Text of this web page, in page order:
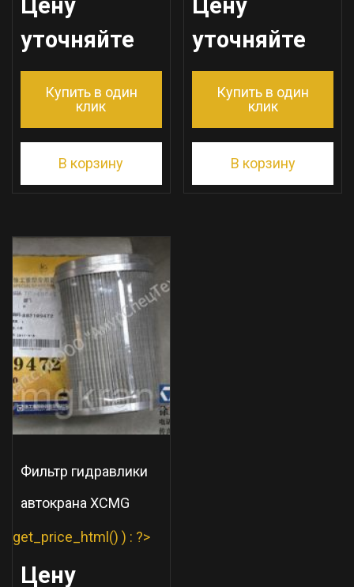
Цену
уточняйте
Купить в один
клик
В корзину
Цену
уточняйте
Купить в один
клик
В корзину
Фильтр гидравлики
автокрана XCMG
get_price_html() ) : ?>
Цену